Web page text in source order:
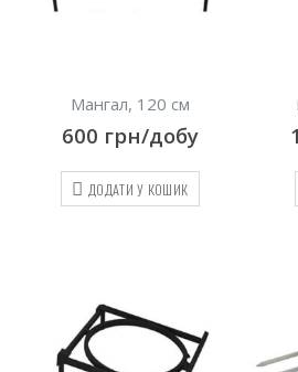
Мангал, 120 см
600 грн/добу
ДОДАТИ У КОШИК